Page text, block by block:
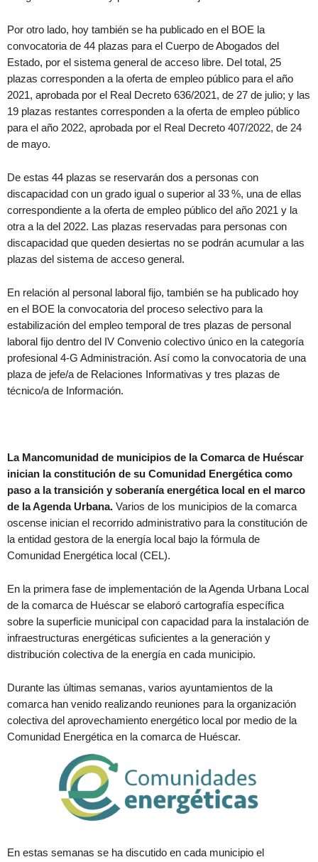
Por otro lado, hoy también se ha publicado en el BOE la
convocatoria de 44 plazas para el Cuerpo de Abogados del
Estado, por el sistema general de acceso libre. Del total, 25
plazas corresponden a la oferta de empleo público para el año
2021, aprobada por el Real Decreto 636/2021, de 27 de julio; y las
19 plazas restantes corresponden a la oferta de empleo público
para el año 2022, aprobada por el Real Decreto 407/2022, de 24
de mayo.
De estas 44 plazas se reservarán dos a personas con
discapacidad con un grado igual o superior al 33 %, una de ellas
correspondiente a la oferta de empleo público del año 2021 y la
otra a la del 2022. Las plazas reservadas para personas con
discapacidad que queden desiertas no se podrán acumular a las
plazas del sistema de acceso general.
En relación al personal laboral fijo, también se ha publicado hoy
en el BOE la convocatoria del proceso selectivo para la
estabilización del empleo temporal de tres plazas de personal
laboral fijo dentro del IV Convenio colectivo único en la categoría
profesional 4-G Administración. Así como la convocatoria de una
plaza de jefe/a de Relaciones Informativas y tres plazas de
técnico/a de Información.
La Mancomunidad de municipios de la Comarca de Huéscar
inician la constitución de su Comunidad Energética como
paso a la transición y soberanía energética local en el marco
de la Agenda Urbana. Varios de los municipios de la comarca
oscense inician el recorrido administrativo para la constitución de
la entidad gestora de la energía local bajo la fórmula de
Comunidad Energética local (CEL).
En la primera fase de implementación de la Agenda Urbana Local
de la comarca de Huéscar se elaboró cartografía específica
sobre la superficie municipal con capacidad para la instalación de
infraestructuras energéticas suficientes a la generación y
distribución colectiva de la energía en cada municipio.
Durante las últimas semanas, varios ayuntamientos de la
comarca han venido realizando reuniones para la organización
colectiva del aprovechamiento energético local por medio de la
Comunidad Energética en la comarca de Huéscar.
En estas semanas se ha discutido en cada municipio el